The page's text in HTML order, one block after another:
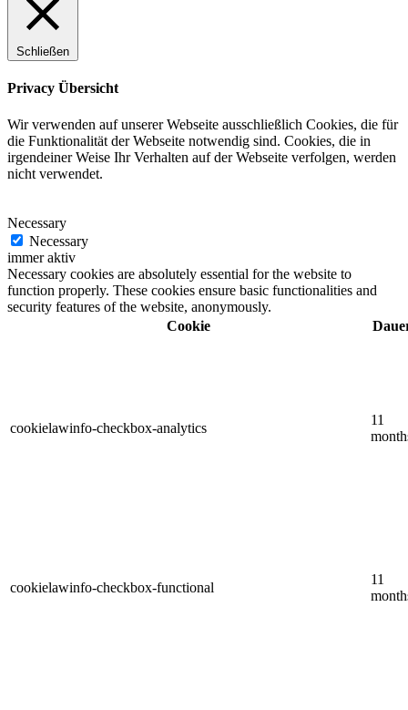
Schließen
Privacy Übersicht
Wir verwenden auf unserer Webseite ausschließlich Cookies, die für
die Funktionalität der Webseite notwendig sind. Cookies, die in
irgendeiner Weise Ihr Verhalten auf der Webseite verfolgen, werden
nicht verwendet.
Necessary
Necessary
immer aktiv
Necessary cookies are absolutely essential for the website to
function properly. These cookies ensure basic functionalities and
security features of the website, anonymously.
Cookie
cookielawinfo-checkbox-analytics
11
cookielawinfo-checkbox-functional
11